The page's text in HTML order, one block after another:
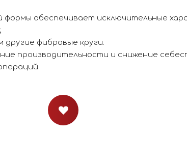
формы обеспечивает исключительные
другие фибровые круги.
производительности и снижение